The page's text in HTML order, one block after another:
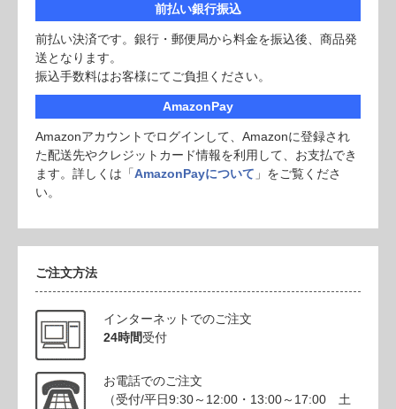
前払い銀行振込
前払い決済です。銀行・郵便局から料金を振込後、商品発
送となります。
振込手数料はお客様にてご負担ください。
AmazonPay
Amazonアカウントでログインして、Amazonに登録され
た配送先やクレジットカード情報を利用して、お支払でき
ます。詳しくは「AmazonPayについて 」をご覧くださ
い。
ご注文方法
インターネットでのご注文
24時間受付
お電話でのご注文
（受付/平日9:30～12:00・13:00～17:00 土